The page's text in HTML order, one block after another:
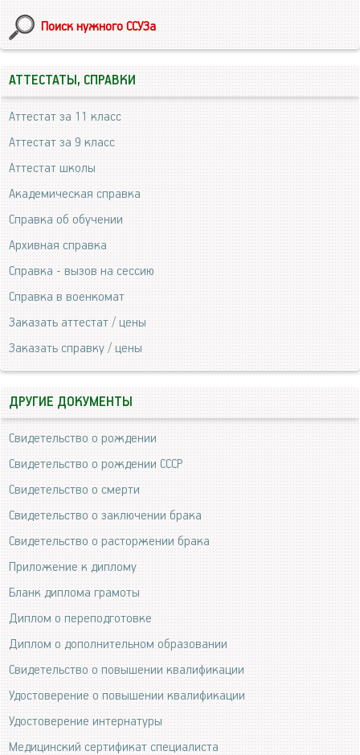
Поиск нужного ССУЗа
АТТЕСТАТЫ, СПРАВКИ
Аттестат за 11 класс
Аттестат за 9 класс
Аттестат школы
Академическая справка
Справка об обучении
Архивная справка
Справка - вызов на сессию
Справка в военкомат
Заказать аттестат / цены
Заказать справку / цены
ДРУГИЕ ДОКУМЕНТЫ
Свидетельство о рождении
Свидетельство о рождении СССР
Свидетельство о смерти
Свидетельство о заключении брака
Свидетельство о расторжении брака
Приложение к диплому
Бланк диплома грамоты
Диплом о переподготовке
Диплом о дополнительном образовании
Свидетельство о повышении квалификации
Удостоверение о повышении квалификации
Удостоверение интернатуры
Медицинский сертификат специалиста